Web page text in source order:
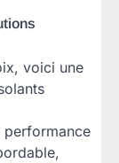
voici une
performance